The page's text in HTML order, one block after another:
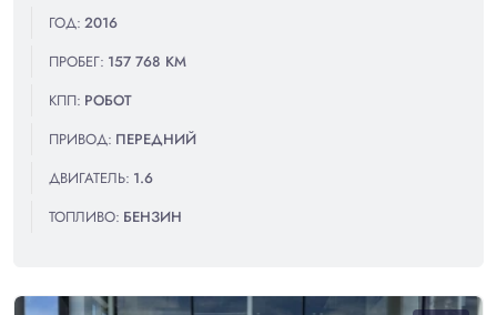
ГОД: 2016
ПРОБЕГ: 157 768 КМ
КПП: РОБОТ
ПРИВОД: ПЕРЕДНИЙ
ДВИГАТЕЛЬ: 1.6
ТОПЛИВО: БЕНЗИН